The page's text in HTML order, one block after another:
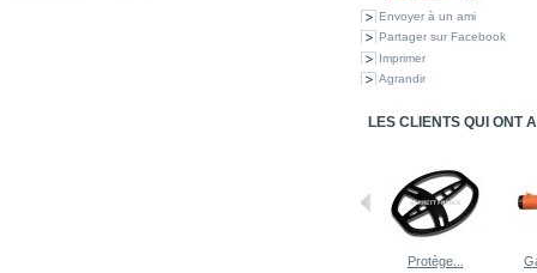
Envoyer à un ami
Partager sur Facebook
Imprimer
Agrandir
LES CLIENTS QUI ONT
Protège...